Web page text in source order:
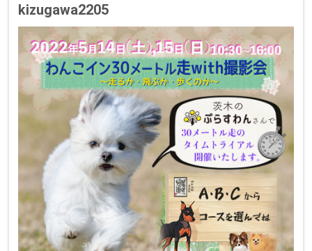
kizugawa2205